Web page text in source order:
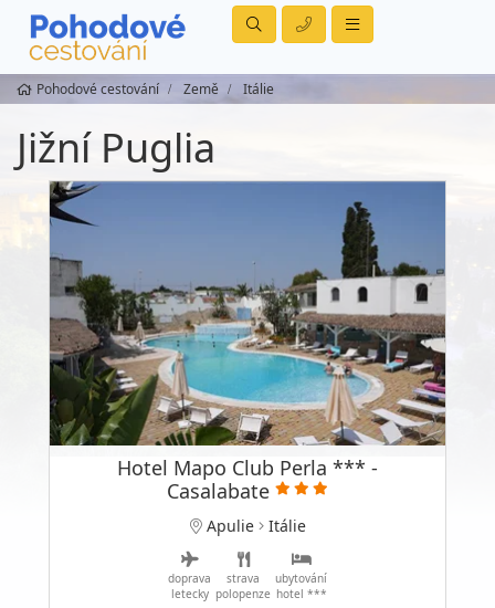
Pohodové cestování Země Itálie
Jižní Puglia
Hotel Mapo Club Perla *** -
Casalabate
Apulie Itálie
doprava
letecky
strava
polopenze
ubytování
hotel ***